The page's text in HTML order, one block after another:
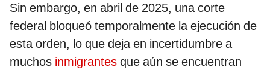
Sin embargo, en abril de 2025, una corte
federal bloqueó temporalmente la ejecución de
esta orden, lo que deja en incertidumbre a
muchos inmigrantes que aún se encuentran